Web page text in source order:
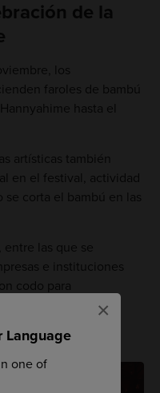
Language
one of
×
de la
los
faroles de bambú
hasta el
artísticas también
en el festival, actividad
corta el bambú en las
entre las que se
e instituciones
codo para
de arte.